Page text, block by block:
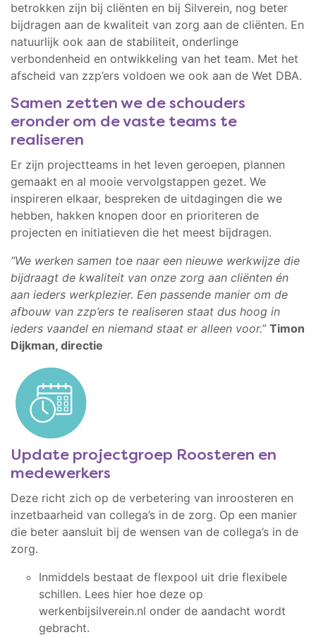
betrokken zijn bij cliënten en bij Silverein, nog beter
bijdragen aan de kwaliteit van zorg aan de cliënten. En
natuurlijk ook aan de stabiliteit, onderlinge
verbondenheid en ontwikkeling van het team. Met het
afscheid van zzp’ers voldoen we ook aan de Wet DBA.
Samen zetten we de schouders
eronder om de vaste teams te
realiseren
Er zijn projectteams in het leven geroepen, plannen
gemaakt en al mooie vervolgstappen gezet. We
inspireren elkaar, bespreken de uitdagingen die we
hebben, hakken knopen door en prioriteren de
projecten en initiatieven die het meest bijdragen.
“We werken samen toe naar een nieuwe werkwijze die
bijdraagt de kwaliteit van onze zorg aan cliënten én
aan ieders werkplezier. Een passende manier om de
afbouw van zzp’ers te realiseren staat dus hoog in
ieders vaandel en niemand staat er alleen voor.” Timon
Dijkman, directie
Update projectgroep Roosteren en
medewerkers
Deze richt zich op de verbetering van inroosteren en
inzetbaarheid van collega’s in de zorg. Op een manier
die beter aansluit bij de wensen van de collega’s in de
zorg.
Inmiddels bestaat de flexpool uit drie flexibele
schillen. Lees hier hoe deze op
werkenbijsilverein.nl onder de aandacht wordt
gebracht.